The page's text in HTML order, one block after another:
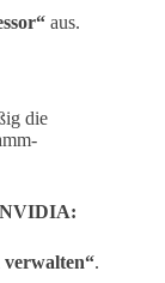
aus.
die
NVIDIA:
verwalten“.